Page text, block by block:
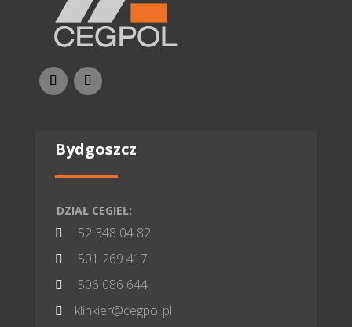
Bydgoszcz
DZIAŁ CEGIEŁ:
 52 348 04 82
 501 269 417
 506 086 644
 klinkier@cegpol.pl